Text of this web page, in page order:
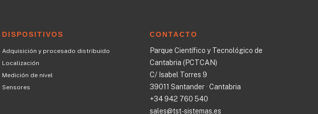
DISPOSITIVOS
Adquisición y procesado distribuido
Localización
Medición de nivel
Sensores
CONTACTO
Parque Científico y Tecnológico de
Cantabria (PCTCAN)
C/ Isabel Torres 9
39011 Santander · Cantabria
+34 942 760 540
sales@tst-sistemas.es